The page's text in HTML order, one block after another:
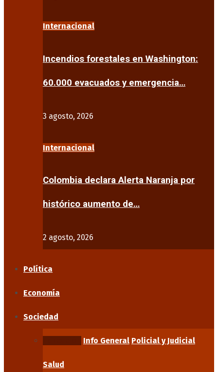
Internacional
Incendios forestales en Washington:
60.000 evacuados y emergencia…
3 agosto, 2026
Internacional
Colombia declara Alerta Naranja por
histórico aumento de…
2 agosto, 2026
Política
Economía
Sociedad
Info General Policial y Judicial
Salud